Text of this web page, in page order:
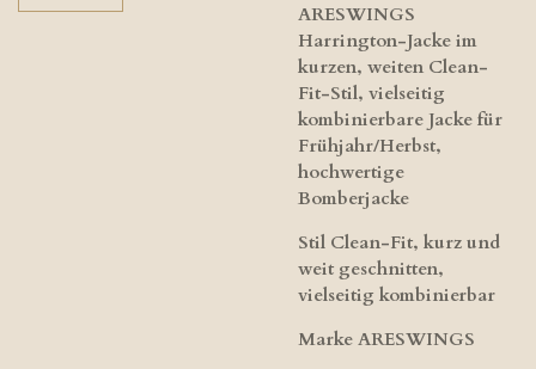
ARESWINGS
Harrington-Jacke im
kurzen, weiten Clean-
Fit-Stil, vielseitig
kombinierbare Jacke für
Frühjahr/Herbst,
hochwertige
Bomberjacke
Stil Clean-Fit, kurz und
weit geschnitten,
vielseitig kombinierbar
Marke ARESWINGS